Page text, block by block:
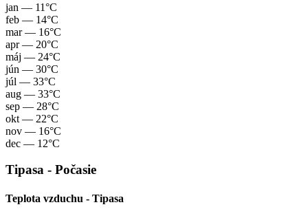
jan — 11°C
feb — 14°C
mar— 16°C
apr— 20°C
máj — 24°C
jún — 30°C
júl — 33°C
aug — 33°C
sep — 28°C
okt — 22°C
nov — 16°C
dec — 12°C
Tipasa - Počasie
Teplota vzduchu - Tipasa